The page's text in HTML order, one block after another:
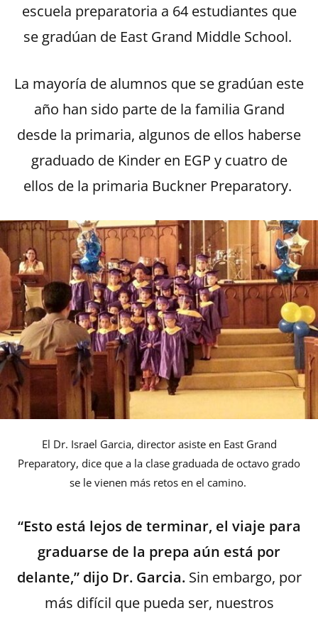
escuela preparatoria a 64 estudiantes que
se gradúan de East Grand Middle School.
La mayoría de alumnos que se gradúan este
año han sido parte de la familia Grand
desde la primaria, algunos de ellos haberse
graduado de Kinder en EGP y cuatro de
ellos de la primaria Buckner Preparatory.
El Dr. Israel Garcia, director asiste en East Grand
Preparatory, dice que a la clase graduada de octavo grado
se le vienen más retos en el camino.
“Esto está lejos de terminar, el viaje para
graduarse de la prepa aún está por
delante,” dijo Dr. Garcia. Sin embargo, por
más difícil que pueda ser, nuestros